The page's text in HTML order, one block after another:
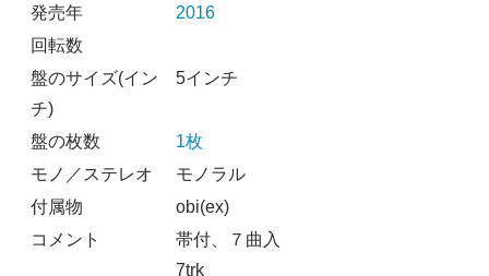
発売年
2016
回転数
盤のサイズ(イン
チ)
5インチ
盤の枚数
1枚
モノ／ステレオ
モノラル
付属物
obi(ex)
コメント
帯付、７曲入
7trk